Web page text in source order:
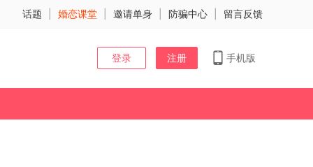
话题 婚恋课堂 邀请单身 防骗中心 留言反馈
登录 注册 手机版